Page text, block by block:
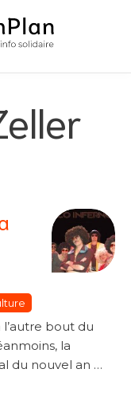
l’autre bout du
la
du nouvel an …